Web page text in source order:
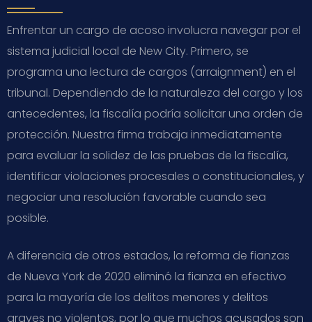
Enfrentar un cargo de acoso involucra navegar por el
sistema judicial local de New City. Primero, se
programa una lectura de cargos (arraignment) en el
tribunal. Dependiendo de la naturaleza del cargo y los
antecedentes, la fiscalía podría solicitar una orden de
protección. Nuestra firma trabaja inmediatamente
para evaluar la solidez de las pruebas de la fiscalía,
identificar violaciones procesales o constitucionales, y
negociar una resolución favorable cuando sea
posible.
A diferencia de otros estados, la reforma de fianzas
de Nueva York de 2020 eliminó la fianza en efectivo
para la mayoría de los delitos menores y delitos
graves no violentos, por lo que muchos acusados son